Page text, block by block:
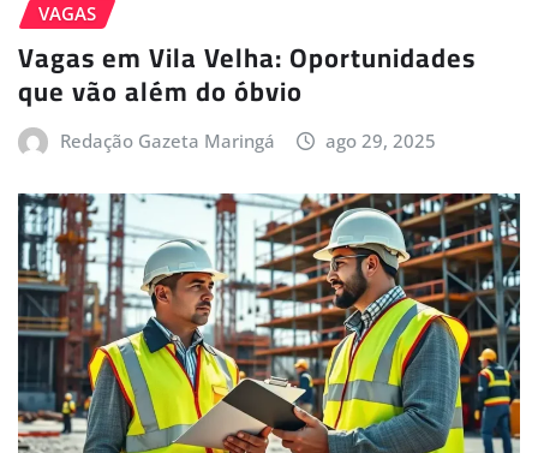
VAGAS
Vagas em Vila Velha: Oportunidades
que vão além do óbvio
Redação Gazeta Maringá ago 29, 2025